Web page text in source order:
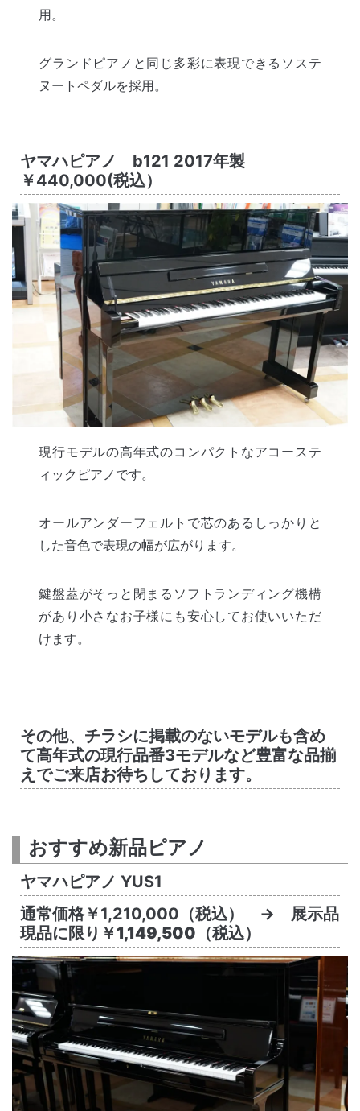
用。
グランドピアノと同じ多彩に表現できるソステ
ヌートペダルを採用。
ヤマハピアノ b121 2017年製
￥440,000(税込）
現行モデルの高年式のコンパクトなアコーステ
ィックピアノです。
オールアンダーフェルトで芯のあるしっかりと
した音色で表現の幅が広がります。
鍵盤蓋がそっと閉まるソフトランディング機構
があり小さなお子様にも安心してお使いいただ
けます。
その他、チラシに掲載のないモデルも含め
て高年式の現行品番3モデルなど豊富な品揃
えでご来店お待ちしております。
おすすめ新品ピアノ
ヤマハピアノ YUS1
通常価格￥1,210,000（税込） → 展示品
現品に限り ￥1,149,500 （税込）